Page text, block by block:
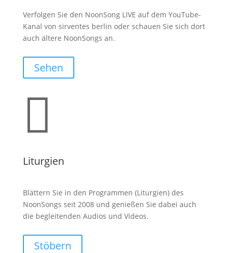
Verfolgen Sie den NoonSong LIVE auf dem YouTube-
Kanal von sirventes berlin oder schauen Sie sich dort
auch ältere NoonSongs an.
Sehen

Liturgien
Blättern Sie in den Programmen (Liturgien) des
NoonSongs seit 2008 und genießen Sie dabei auch
die begleitenden Audios und Videos.
Stöbern